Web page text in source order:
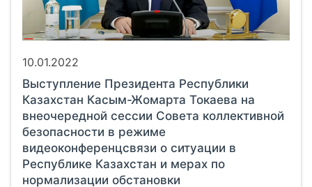
10.01.2022
Выступление Президента Республики
Казахстан Касым-Жомарта Токаева на
внеочередной сессии Совета коллективной
безопасности в режиме
видеоконференцсвязи о ситуации в
Республике Казахстан и мерах по
нормализации обстановки